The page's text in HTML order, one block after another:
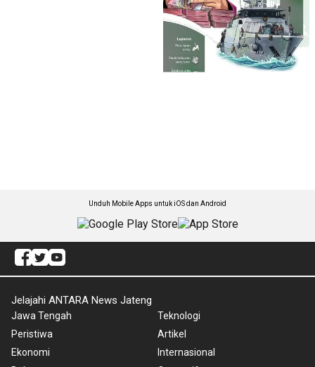
Unduh Mobile Apps untuk iOS dan Android
Jelajahi ANTARA News Jateng
Jawa Tengah
Peristiwa
Ekonomi
Teknologi
Artikel
Internasional